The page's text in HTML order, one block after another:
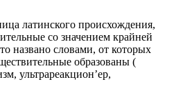
латинского происхождения,
со значением крайней
названо словами, от которых
образованы (
ультрареакцион’ер,